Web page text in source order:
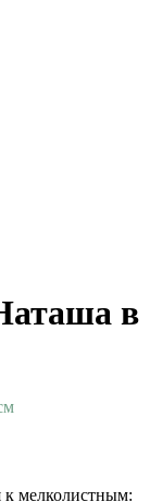
в
к мелколистным: